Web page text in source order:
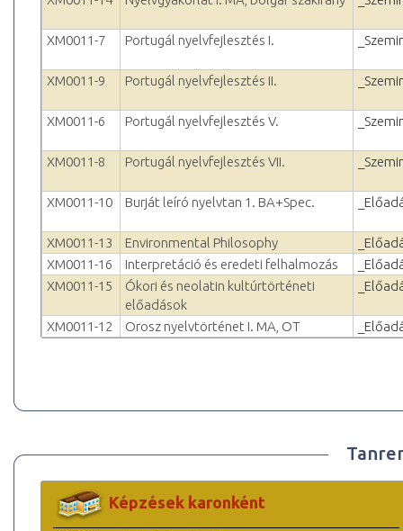
XM0011-7 Portugál nyelvfejlesztés I.
XM0011-9 Portugál nyelvfejlesztés II.
XM0011-6 Portugál nyelvfejlesztés V.
XM0011-8 Portugál nyelvfejlesztés VII.
XM0011-10 Burját leíró nyelvtan 1. BA+Spec.
XM0011-13 Environmental Philosophy
XM0011-16
Interpretáció és eredeti felhalmozás
XM0011-15
Ókori és neolatin kultúrtörténeti
előadások
XM0011-12 Orosz nyelvtörténet I. MA, OT
Képzések karonként